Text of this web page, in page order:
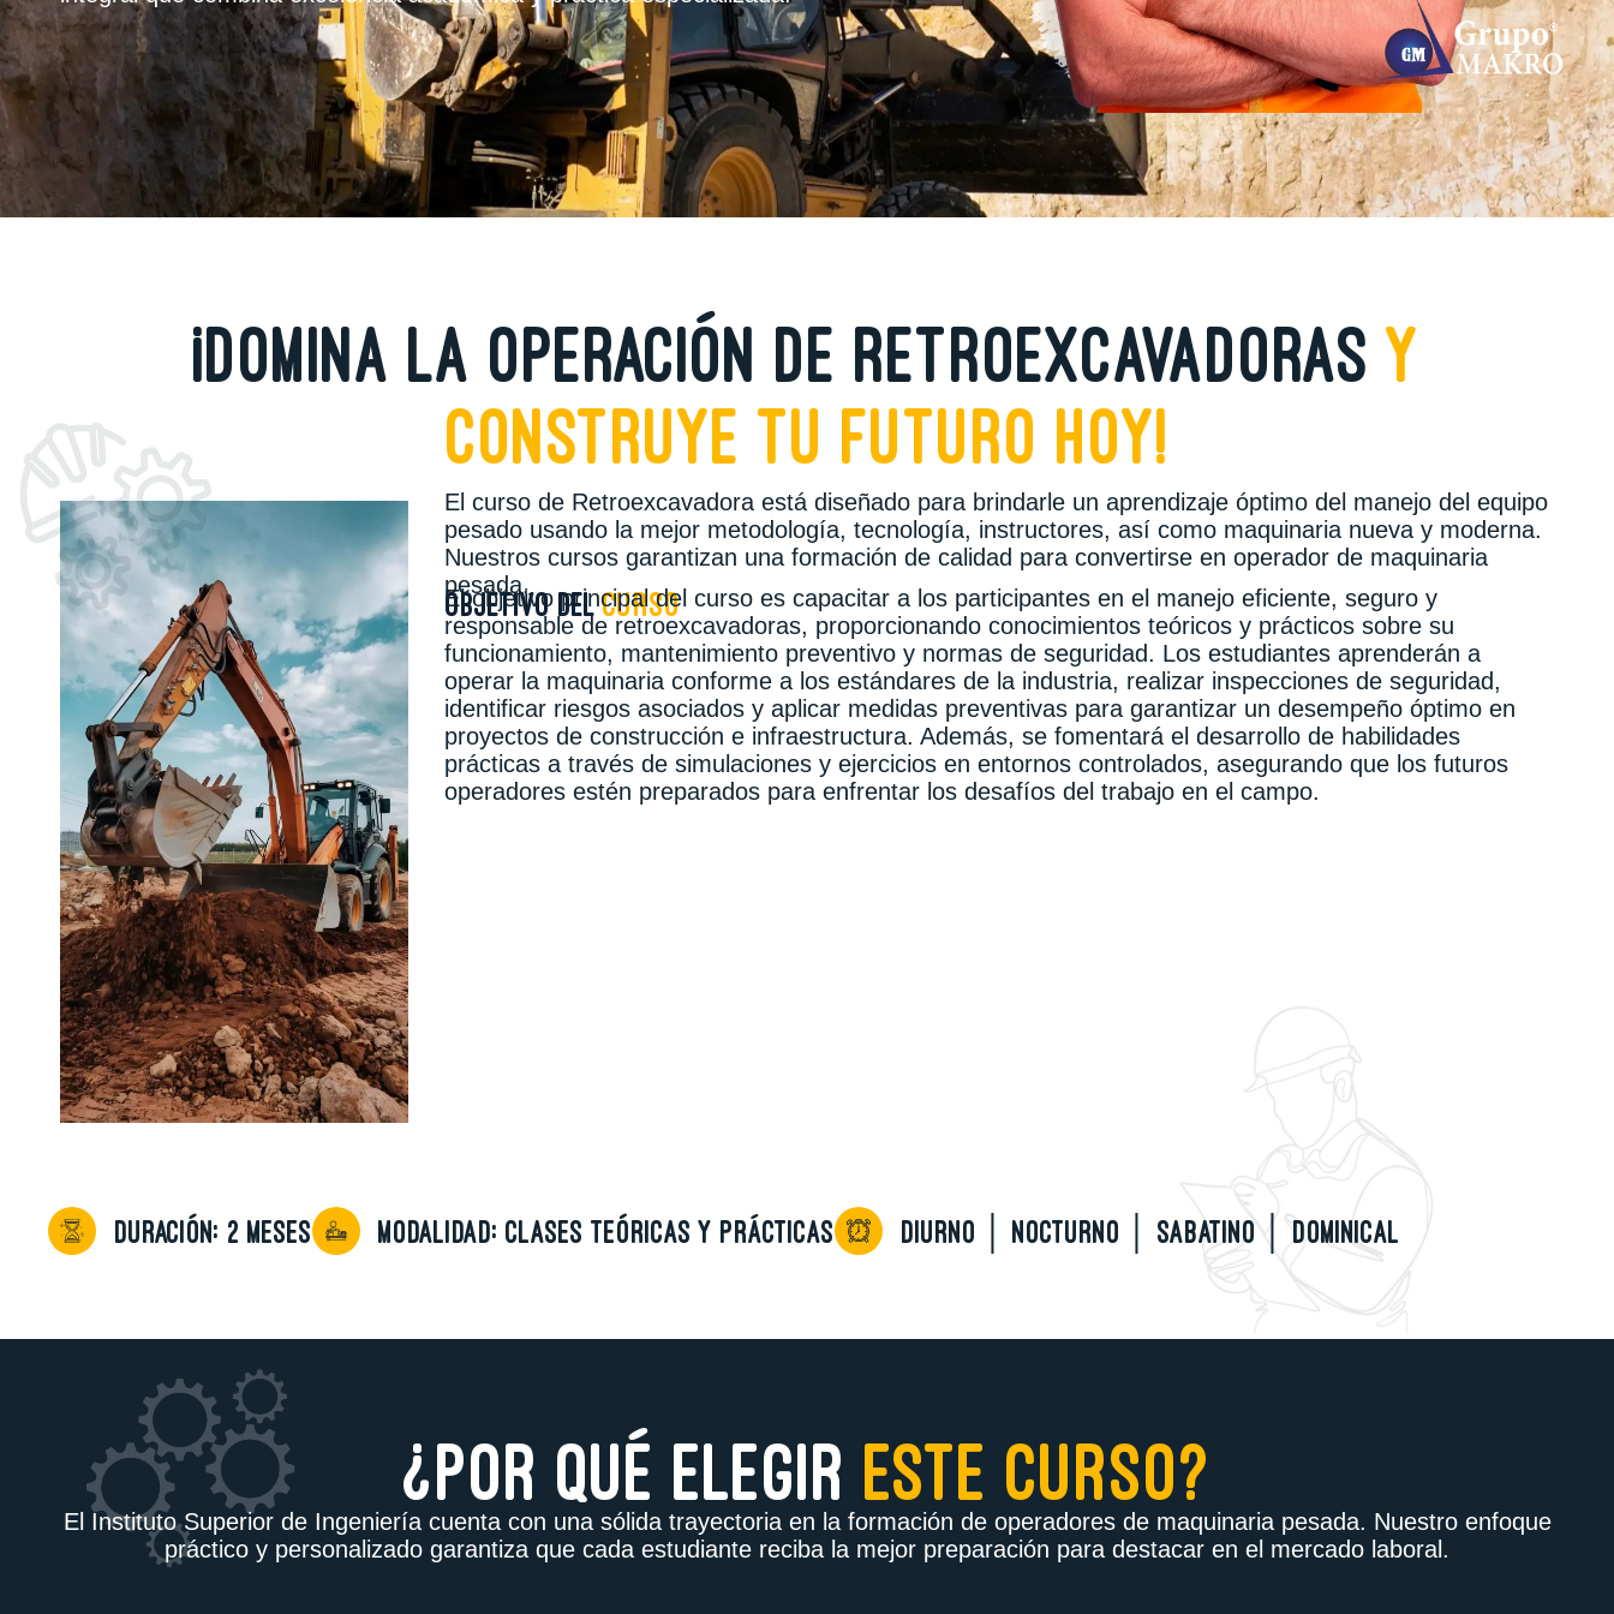
¡Domina la operación de retroexcavadoras y
construye tu futuro hoy!
El curso de Retroexcavadora está diseñado para brindarle un aprendizaje óptimo del manejo del equipo
pesado usando la mejor metodología, tecnología, instructores, así como maquinaria nueva y moderna.
Nuestros cursos garantizan una formación de calidad para convertirse en operador de maquinaria
pesada.
OBJETIVO DELCURSO
El objetivo principal del curso es capacitar a los participantes en el manejo eficiente, seguro y
responsable de retroexcavadoras, proporcionando conocimientos teóricos y prácticos sobre su
funcionamiento, mantenimiento preventivo y normas de seguridad. Los estudiantes aprenderán a
operar la maquinaria conforme a los estándares de la industria, realizar inspecciones de seguridad,
identificar riesgos asociados y aplicar medidas preventivas para garantizar un desempeño óptimo en
proyectos de construcción e infraestructura. Además, se fomentará el desarrollo de habilidades
prácticas a través de simulaciones y ejercicios en entornos controlados, asegurando que los futuros
operadores estén preparados para enfrentar los desafíos del trabajo en el campo.
DURACIÓN: 2 MESES MODALIDAD: Clases teóricas y prácticas DIURNO │ NOCTURNO │ SABATINO │ DOMINICAL
¿POR QUÉ ELEGIR ESTE CURSO?
El Instituto Superior de Ingeniería cuenta con una sólida trayectoria en la formación de operadores de maquinaria pesada. Nuestro enfoque
práctico y personalizado garantiza que cada estudiante reciba la mejor preparación para destacar en el mercado laboral.